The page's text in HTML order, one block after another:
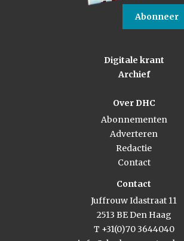
Abonneer
Digitale krant
Archief
Over DHC
Abonnementen
Adverteren
Redactie
Contact
Contact
Juffrouw Idastraat 11
2513 BE Den Haag
T +31(0)70 3644040